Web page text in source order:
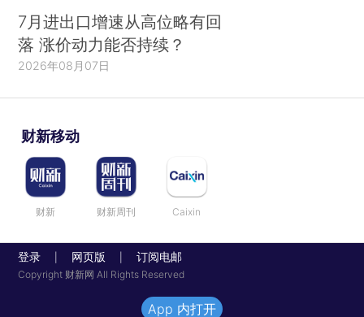
7月进出口增速从高位略有回
落 涨价动力能否持续？
2026年08月07日
财新移动
财新 财新周刊 Caixin
登录 网页版 订阅电邮
Copyright 财新网 All Rights Reserved
App 内打开